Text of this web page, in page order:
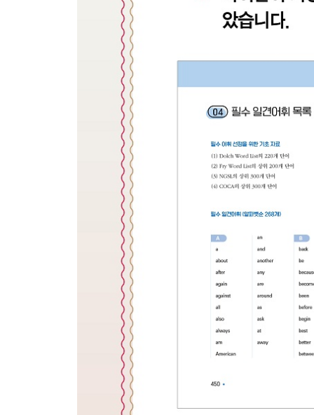
37 Talking on the Phone 1 전화 통화 1
38 Talking on the Phone 2 전화 통화 2
39 Seasons and Weather 계절과 날씨
40 Bodily Functions 생리현상
Picture Dictionary-Weather 날씨
41 Cleaning 청소하기
42 Birthday Party 생일 파티
「엄마표 세마디 생활영어」 한눈에 보기